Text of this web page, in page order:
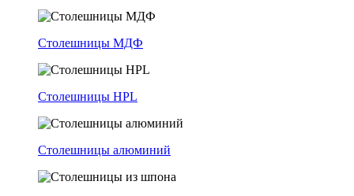
Столешницы МДФ
Столешницы HPL
Столешницы алюминий